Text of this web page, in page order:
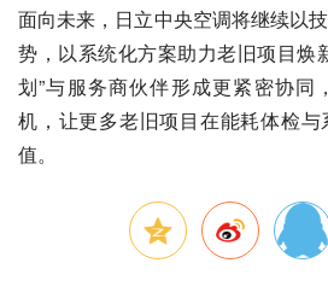
面向未来，日立中央空调将继续以
势，以系统化方案助力老旧项目焕
划”与服务商伙伴形成更紧密协同
机，让更多老旧项目在能耗体检
值。